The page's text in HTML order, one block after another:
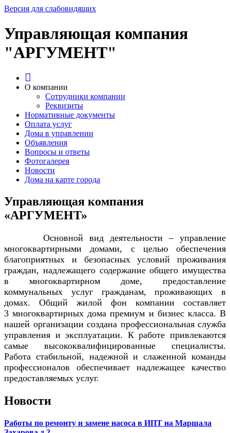
Версия для слабовидящих
Управляющая компания
"АРГУМЕНТ"
О компании
Сотрудники компании
Реквизиты
Нормативные документы
Оплата услуг
Дома в управлении
Объявления
Вопросы и ответы
Фотогалерея
Новости
Дома на карте города
Управляющая компания
«АРГУМЕНТ»
Основной вид деятельности – управление
многоквартирными домами, с целью обеспечения
благоприятных и безопасных условий проживания
граждан, надлежащего содержание общего имущества
в многоквартирном доме, предоставление
коммунальных услуг гражданам, проживающих в
домах. Общий жилой фон компании составляет
3 многоквартирных дома премиум и бизнес класса. В
нашей организации создана профессиональная служба
управления и эксплуатации. К работе привлекаются
самые высококвалифицированные специалисты.
Работа стабильной, надежной и слаженной команды
профессионалов обеспечивает надлежащее качество
предоставляемых услуг.
Новости
Работы по ремонту и замене насоса в ИПТ на Маршала